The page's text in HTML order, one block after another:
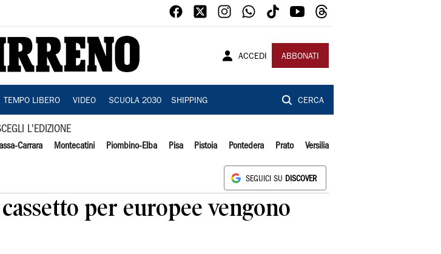
ACCEDI ABBONATI
TEMPO LIBERO VIDEO SCUOLA 2030 SHIPPING CERCA
L'EDIZIONE
Carrara Montecatini Piombino-Elba Pisa Pistoia Pontedera Prato Versilia
SEGUICI SU DISCOVER
per europee vengono